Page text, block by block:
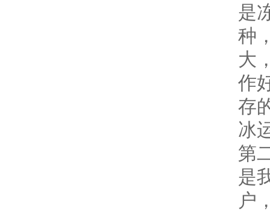
是
种
大
作
存
冰
第
是
户